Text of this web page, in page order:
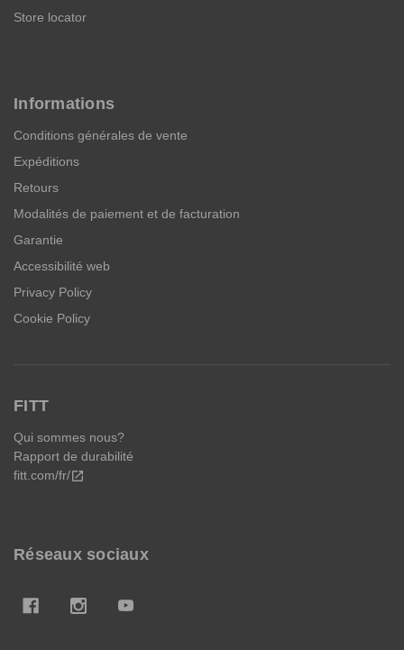
Store locator
Informations
Conditions générales de vente
Expéditions
Retours
Modalités de paiement et de facturation
Garantie
Accessibilité web
Privacy Policy
Cookie Policy
FITT
Qui sommes nous?
Rapport de durabilité
fitt.com/fr/open_in_new
Réseaux sociaux